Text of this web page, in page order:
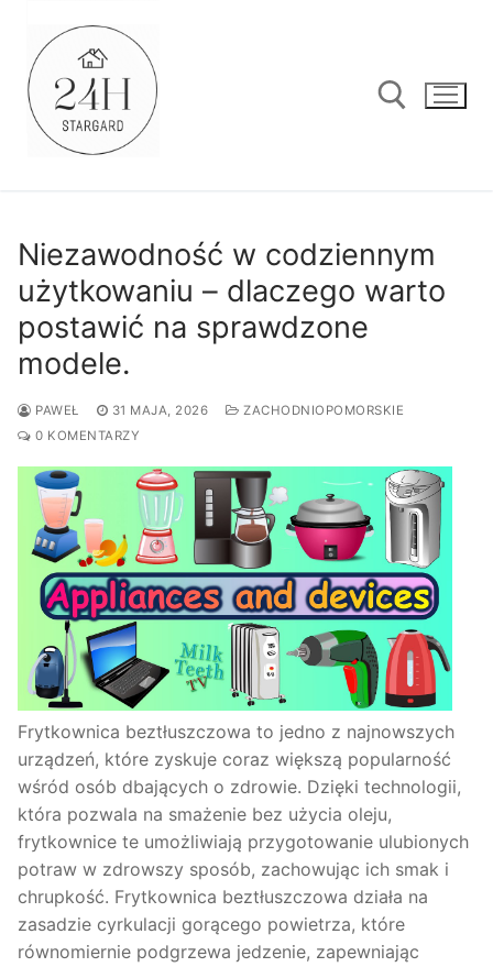
treści
Niezawodność w codziennym
użytkowaniu – dlaczego warto
postawić na sprawdzone
modele.
PAWEŁ 31 MAJA, 2026
ZACHODNIOPOMORSKIE
0 KOMENTARZY
Frytkownica beztłuszczowa to jedno z najnowszych
urządzeń, które zyskuje coraz większą popularność
wśród osób dbających o zdrowie. Dzięki technologii,
która pozwala na smażenie bez użycia oleju,
frytkownice te umożliwiają przygotowanie ulubionych
potraw w zdrowszy sposób, zachowując ich smak i
chrupkość. Frytkownica beztłuszczowa działa na
zasadzie cyrkulacji gorącego powietrza, które
równomiernie podgrzewa jedzenie, zapewniając